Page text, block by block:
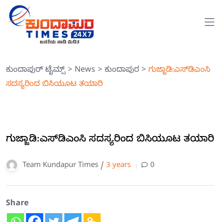
ಕುಂದಾಪುರ್ ಟೈಮ್ಸ್> News > ಕುಂದಾಪುರ > ಗುಜ್ಜಾಡಿ:ಎಸ್‍ಡಿಎಂಸಿ
ಸದಸ್ಯರಿಂದ ಬಿಸಿಯೂಟ ತಯಾರಿ
ಗುಜ್ಜಾಡಿ:ಎಸ್‍ಡಿಎಂಸಿ ಸದಸ್ಯರಿಂದ ಬಿಸಿಯೂಟ ತಯಾರಿ
Team Kundapur Times / 3 years 0
Share